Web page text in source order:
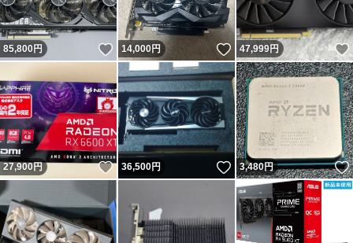
85,800円 いいね！
14,000円 いいね！
47,999円
27,900円 いいね！
36,500円 いいね！
3,480円